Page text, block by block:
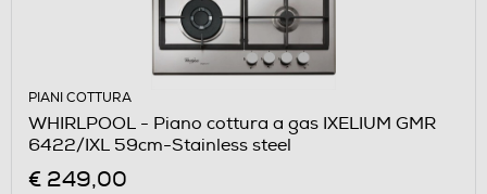
PIANI COTTURA
WHIRLPOOL - Piano cottura a gas IXELIUM GMR
6422/IXL 59cm-Stainless steel
€ 249,00